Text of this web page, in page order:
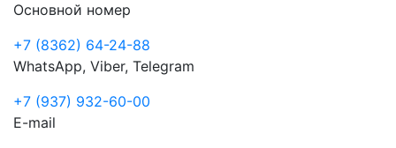
Основной номер
+7 (8362) 64-24-88
WhatsApp, Viber, Telegram
+7 (937) 932-60-00
E-mail